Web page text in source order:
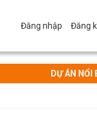
Đăng nhập Đăng
DỰ ÁN NỔI